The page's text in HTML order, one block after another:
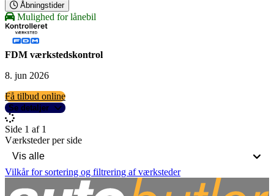
Åbningstider
Mulighed for lånebil
FDM værkstedskontrol
8. jun 2026
Få tilbud online
Se detaljer
Side 1 af 1
Værksteder per side
Vilkår for sortering og filtrering af værksteder